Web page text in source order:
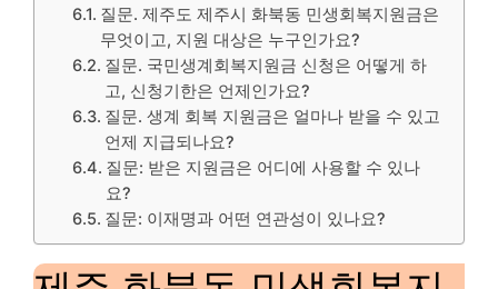
질문. 제주도 제주시 화북동 민생회복지원금은
무엇이고, 지원 대상은 누구인가요?
질문. 국민생계회복지원금 신청은 어떻게 하
고, 신청기한은 언제인가요?
질문. 생계 회복 지원금은 얼마나 받을 수 있고
언제 지급되나요?
질문: 받은 지원금은 어디에 사용할 수 있나
요?
질문: 이재명과 어떤 연관성이 있나요?